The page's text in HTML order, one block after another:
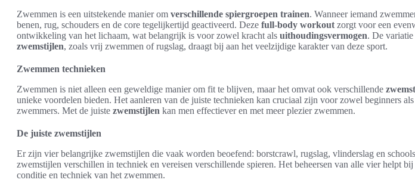
Zwemmen is een uitstekende manier om verschillende spiergroepen trainen. Wanneer iemand
benen, rug, schouders en de core tegelijkertijd geactiveerd. Deze full-body workout zorgt voor een
ontwikkeling van het lichaam, wat belangrijk is voor zowel kracht als uithoudingsvermogen. De variatie
zwemstijlen, zoals vrij zwemmen of rugslag, draagt bij aan het veelzijdige karakter van deze sport.
Zwemmen technieken
Zwemmen is niet alleen een geweldige manier om fit te blijven, maar het omvat ook verschillende
unieke voordelen bieden. Het aanleren van de juiste technieken kan cruciaal zijn voor zowel beginners als
zwemmers. Met de juiste zwemstijlen kan men effectiever en met meer plezier zwemmen.
De juiste zwemstijlen
Er zijn vier belangrijke zwemstijlen die vaak worden beoefend: borstcrawl, rugslag, vlinderslag en
zwemstijlen verschillen in techniek en vereisen verschillende spieren. Het beheersen van alle vier helpt bij
conditie en techniek van het zwemmen.